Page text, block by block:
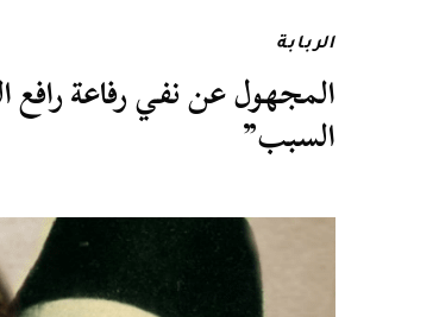
الربابة
المجهول عن نفي رفاعة
السبب”